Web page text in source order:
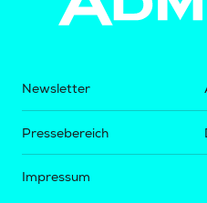
Newsletter
Pressebereich
Impressum